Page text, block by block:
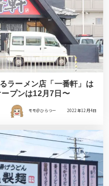
ラーメン店「一番軒」は
プンは12月7日〜
モモ＠ひらつー 2022年12月4日